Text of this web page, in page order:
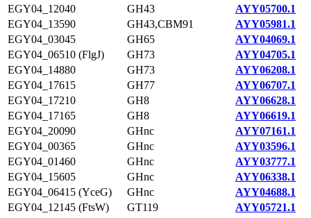
EGY04_12040
GH43
AYY05700.1
EGY04_13590
GH43,CBM91
AYY05981.1
EGY04_03045
GH65
AYY04069.1
EGY04_06510 (FlgJ)
GH73
AYY04705.1
EGY04_14880
GH73
AYY06208.1
EGY04_17615
GH77
AYY06707.1
EGY04_17210
GH8
AYY06628.1
EGY04_17165
GH8
AYY06619.1
EGY04_20090
GHnc
AYY07161.1
EGY04_00365
GHnc
AYY03596.1
EGY04_01460
GHnc
AYY03777.1
EGY04_15605
GHnc
AYY06338.1
EGY04_06415 (YceG)
GHnc
AYY04688.1
EGY04_12145 (FtsW)
GT119
AYY05721.1